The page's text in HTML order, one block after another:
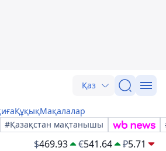
Қаз
ҚұқықМақалалар
#Қазақстан мақтанышы
$469.93 €541.64 ₽5.71